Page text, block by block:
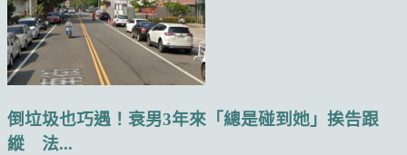
倒垃圾也巧遇！衰男3年來「總是碰到她」挨告跟
縱 法...